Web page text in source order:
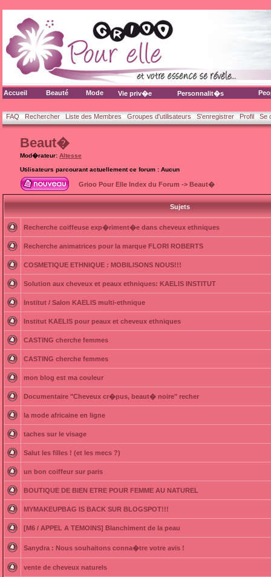
Accueil Beauté Mode Vie priv�e Personnalit�s
FAQ Rechercher Liste des Membres Groupes d'utilisateurs S'enregistrer Profil Se
Beaut�
Mod�rateur: Altesse
Utilisateurs parcourant actuellement ce forum : Aucun
Grioo Pour Elle Index du Forum -> Beaut�
Sujets
Recherche coiffeuse exp�riment�e dans cheveux ethniques
Recherche animatrices pour la marque FLORI ROBERTS
COSMETIQUE ETHNIQUE : MOBILISONS NOUS!!!
Solution aux cheveux et peaux ethniques: KAELIS INSTITUT
Institut / Salon KAELIS multi-ethnique
Institut KAELIS pour peaux et cheveux ethniques
CASTING cherche femmes
CASTING cherche femmes
mon blog est ma couleur
Documentaire "Cheveux cr�pus, beaut� noire" recher
la mode africaine en ligne
taches sur le visage
Salut les filles ! (et les mecs ?)
un bon coiffeur sur paris
BOUTIQUE DE BIEN ETRE POUR FEMME AU NATUREL
MYMAKEUPBAG IS BACK SUR BLOGSPOT!!!
[M6 / APPEL A TEMOINS] Blanchiment de la peau
Sanydra : Nous souhaitons conna�tre votre avis !
vente de cheveux naturels